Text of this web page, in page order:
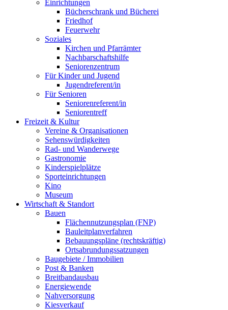
Einrichtungen
Bücherschrank und Bücherei
Friedhof
Feuerwehr
Soziales
Kirchen und Pfarrämter
Nachbarschaftshilfe
Seniorenzentrum
Für Kinder und Jugend
Jugendreferent/in
Für Senioren
Seniorenreferent/in
Seniorentreff
Freizeit & Kultur
Vereine & Organisationen
Sehenswürdigkeiten
Rad- und Wanderwege
Gastronomie
Kinderspielplätze
Sporteinrichtungen
Kino
Museum
Wirtschaft & Standort
Bauen
Flächennutzungsplan (FNP)
Bauleitplanverfahren
Bebauungspläne (rechtskräftig)
Ortsabrundungssatzungen
Baugebiete / Immobilien
Post & Banken
Breitbandausbau
Energiewende
Nahversorgung
Kiesverkauf